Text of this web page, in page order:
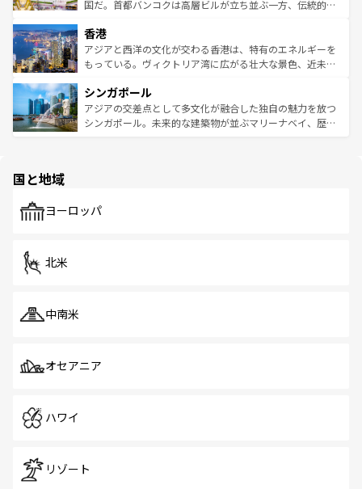
覧を参照してほしい。
醸し出している。また、バラエティの豊かさとおいしさで
とつ。フォーやバインミー、ベトナムコーヒーなどは、ぜ
ひ現地で味わいたい。どの地域を訪れてもあたたかい人々
が旅行者を迎えてくれるので、きっと忘れられない旅にな
参照してほしい。
国だ。首都バンコクは高層ビルが立ち並ぶ一方、伝統的な
の活気が交差している。北部ではチェンマイなどの山岳地
帯で自然と触れ合い、南部ではプーケットやクラビの美し
いビーチでリゾート気分を楽しむことができる。タイ料理
激する。気候は一年中温暖で、どの季節にも異なる楽しみ
が待っている。親しみやすいタイの人々、仏教を中心とし
た文化、そして多様な観光資源が、訪れる旅人を魅了し続
香港
アジアと西洋の文化が交わる香港は、特有のエネルギーを
もっている。ヴィクトリア湾に広がる壮大な景色、近未来
み、どこを訪れても感動するはず。観光スポットが密集し
ており、効率よく見どころを回れるのも魅力。息をのむよ
うな絶景から文化的な体験まで、香港を存分に楽しみ尽く
シンガポール
アジアの交差点として多文化が融合した独自の魅力を放つ
シンガポール。未来的な建築物が並ぶマリーナベイ、歴史
で、ホーカーズは地元の風情を楽しめる外せないスポット
国と地域
ヨーロッパ
北米
中南米
オセアニア
ハワイ
リゾート